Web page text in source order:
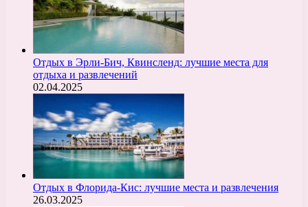
Отдых в Эрли-Бич, Квинсленд: лучшие места для
отдыха и развлечений
02.04.2025
Отдых в Флорида-Кис: лучшие места и развлечения
26.03.2025